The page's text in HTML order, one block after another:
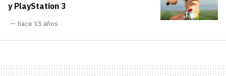
y PlayStation 3
hace 15 años